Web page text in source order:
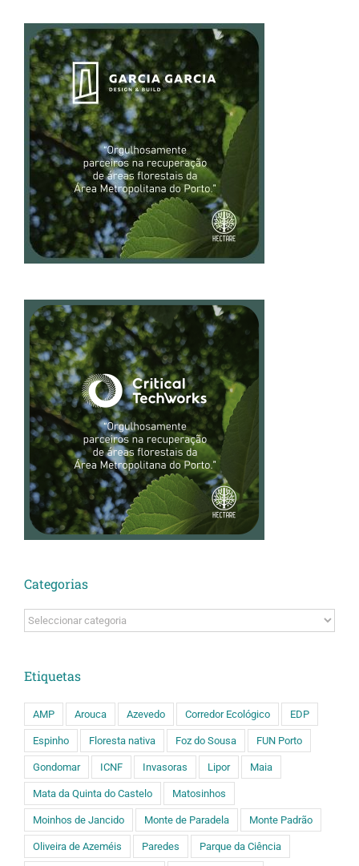
Categorias
Categorias
Etiquetas
AMP Arouca Azevedo Corredor Ecológico EDP
Espinho Floresta nativa Foz do Sousa FUN Porto
Gondomar ICNF Invasoras Lipor Maia
Mata da Quinta do Castelo Matosinhos
Moinhos de Jancido Monte de Paradela Monte Padrão
Oliveira de Azeméis Paredes Parque da Ciência